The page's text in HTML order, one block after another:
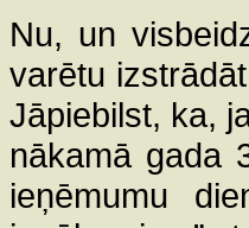
Nu, un
varētu
Jāpiebilst, ka,
nākamā gada
ieņēmumu